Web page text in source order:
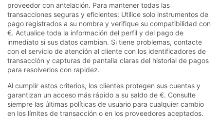
proveedor con antelación. Para mantener todas las
transacciones seguras y eficientes: Utilice solo instrumentos de
pago registrados a su nombre y verifique su compatibilidad con
€. Actualice toda la información del perfil y del pago de
inmediato si sus datos cambian. Si tiene problemas, contacte
con el servicio de atención al cliente con los identificadores de
transacción y capturas de pantalla claras del historial de pagos
para resolverlos con rapidez.
Al cumplir estos criterios, los clientes protegen sus cuentas y
garantizan un acceso más rápido a su saldo de €. Consulte
siempre las últimas políticas de usuario para cualquier cambio
en los límites de transacción o en los proveedores aceptados.